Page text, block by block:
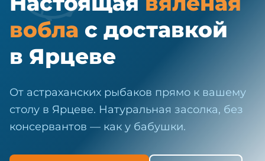
вобла с доставкой
в Ярцеве
От астраханских рыбаков прямо к вашему
столу в Ярцеве. Натуральная засолка, без
консервантов — как у бабушки.